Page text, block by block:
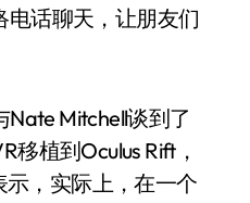
话聊天，让朋友们
Mitchell谈到了
植到Oculus Rift，
，实际上，在一个